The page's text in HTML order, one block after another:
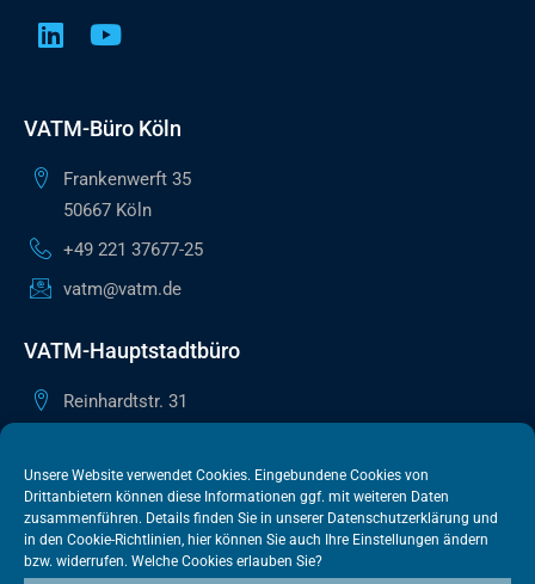
Unsere Website verwendet Cookies. Eingebundene Cookies von
Drittanbietern können diese Informationen ggf. mit weiteren Daten
zusammenführen. Details finden Sie in unserer Datenschutzerklärung und
in den Cookie-Richtlinien, hier können Sie auch Ihre Einstellungen ändern
bzw. widerrufen. Welche Cookies erlauben Sie?
VATM-Büro Köln
Frankenwerft 35
50667 Köln
+49 221 37677-25
vatm@vatm.de
VATM-Hauptstadtbüro
Reinhardtstr. 31
+49 30 505615-38
berlin@vatm.de
VATM-Büro Brüssel